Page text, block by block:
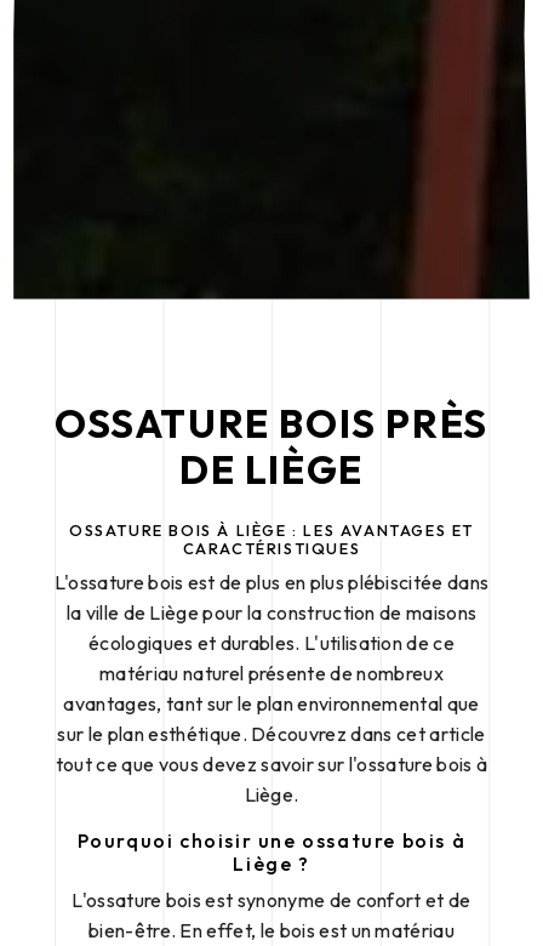
OSSATURE BOIS PRÈS
DE LIÈGE
OSSATURE BOIS À LIÈGE : LES AVANTAGES ET
CARACTÉRISTIQUES
L'ossature bois est de plus en plus plébiscitée dans
la ville de Liège pour la construction de maisons
écologiques et durables. L'utilisation de ce
matériau naturel présente de nombreux
avantages, tant sur le plan environnemental que
sur le plan esthétique. Découvrez dans cet article
tout ce que vous devez savoir sur l'ossature bois à
Liège.
Pourquoi choisir une ossature bois à
Liège ?
L'ossature bois est synonyme de confort et de
bien-être. En effet, le bois est un matériau